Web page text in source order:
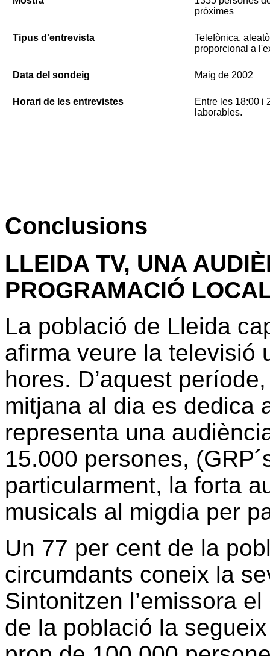
pròximes
Tipus d'entrevista
Telefònica,
proporcional a
Data del sondeig Maig de 2002
Horari de les entrevistes
Entre les 18:00 i
laborables.
Conclusions
LLEIDA TV, UNA
PROGRAMACIÓ
La població de Lleida
afirma veure la televisió
hores. D’aquest
mitjana al dia es dedica
representa una
15.000 persones,
particularment, la forta
musicals al migdia per
Un 77 per cent de la
circumdants coneix la
Sintonitzen l’emissora
de la població la